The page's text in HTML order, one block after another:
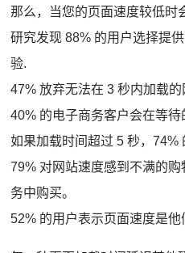
那么，当您的页面速度较低时
研究发现 88% 的用户选择提
验.
47% 放弃无法在 3 秒内加载的
40% 的电子商务客户会在等待
如果加载时间超过 5 秒，74%
79% 对网站速度感到不满的
务中购买。
52% 的用户表示页面速度是他